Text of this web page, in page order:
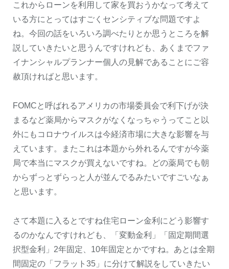
これからローンを利用して家を買おうかなって考えて
いる方にとってはすごくセンシティブな問題ですよ
ね。今回の話をいろいろ調べたりとか思うところを解
説していきたいと思うんですけれども、あくまでファ
イナンシャルプランナー個人の見解であることにご容
赦頂ければと思います。
FOMCと呼ばれるアメリカの市場委員会で利下げが決
まるなど薬局からマスクがなくなっちゃうってこと以
外にもコロナウイルスは今経済市場に大きな影響を与
えています。またこれは本題から外れるんですが今薬
局で本当にマスクが買えないですね。どの薬局でも朝
からずっとずらっと人が並んでるみたいですごいなぁ
と思います。
さて本題に入るとですね住宅ローン金利にどう影響す
るのかなんですけれども、「変動金利」「固定期間選
択型金利」2年固定、10年固定とかですね。あとは全期
間固定の「フラット35」に分けて解説をしていきたい